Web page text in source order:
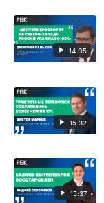
14:05
15:32
15:37